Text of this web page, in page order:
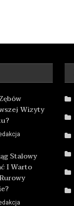
Wizyty
Stalowy
I Warto